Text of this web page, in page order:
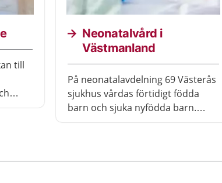
till
Neonatalvård i
Västmanland
På neonatalavdelning 69 Västerås
sjukhus vårdas förtidigt födda
barn och sjuka nyfödda barn.
en mer utökad övervakning